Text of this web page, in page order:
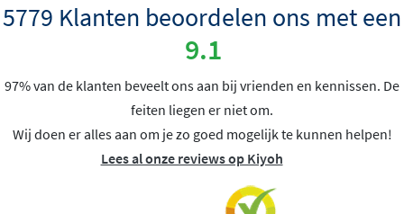
5779 Klanten beoordelen ons met een
9.1
97% van de klanten beveelt ons aan bij vrienden en kennissen. De
feiten liegen er niet om.
Wij doen er alles aan om je zo goed mogelijk te kunnen helpen!
Lees al onze reviews op Kiyoh